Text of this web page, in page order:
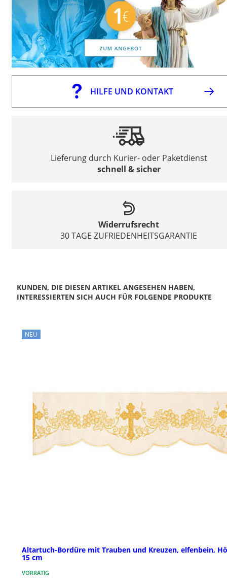
HILFE UND KONTAKT
Lieferung durch Kurier- oder Paketdienst
schnell & sicher
Widerrufsrecht
30 TAGE ZUFRIEDENHEITSGARANTIE
KUNDEN, DIE DIESEN ARTIKEL ANGESEHEN HABEN,
INTERESSIERTEN SICH AUCH FÜR FOLGENDE PRODUKTE
NEU
Altartuch-Bordüre mit Trauben und Kreuzen, elfenbein,
15 cm
VORRÄTIG